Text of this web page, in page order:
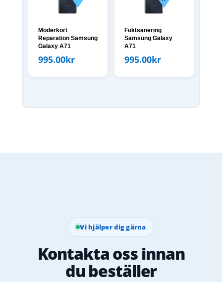
Moderkort
Reparation Samsung
Galaxy A71
995.00kr
Fuktsanering
Samsung Galaxy
A71
995.00kr
Vi hjälper dig gärna
Kontakta oss innan
du beställer